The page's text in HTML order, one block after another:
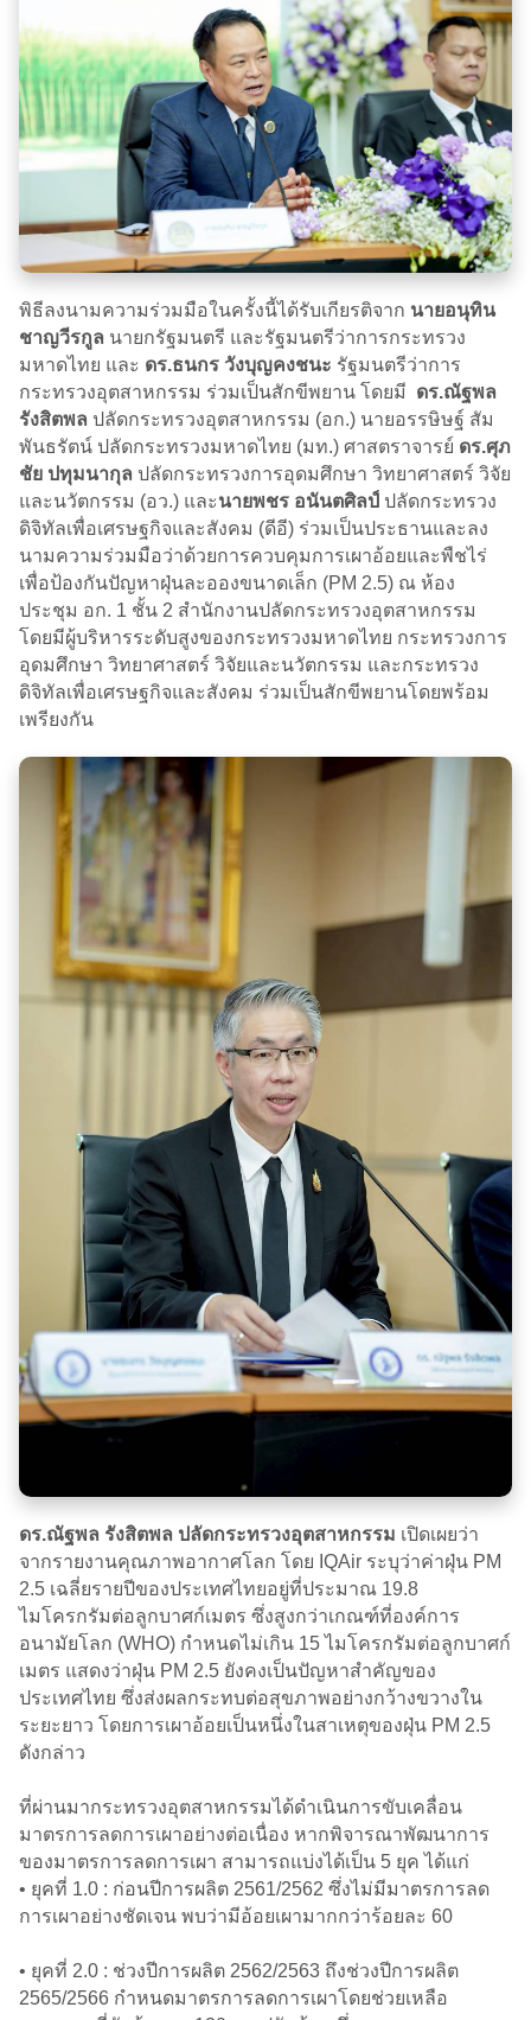
พิธีลงนามความร่วมมือในครั้งนี้ได้รับเกียรติจาก นายอนุทิน
ชาญวีรกูล นายกรัฐมนตรี และรัฐมนตรีว่าการกระทรวง
มหาดไทย และ ดร.ธนกร วังบุญคงชนะ รัฐมนตรีว่าการ
กระทรวงอุตสาหกรรม ร่วมเป็นสักขีพยาน โดยมี ดร.ณัฐพล
รังสิตพล ปลัดกระทรวงอุตสาหกรรม (อก.) นายอรรษิษฐ์ สัม
พันธรัตน์ ปลัดกระทรวงมหาดไทย (มท.) ศาสตราจารย์ ดร.ศุภ
ชัย ปทุมนากุล ปลัดกระทรวงการอุดมศึกษา วิทยาศาสตร์ วิจัย
และนวัตกรรม (อว.) และนายพชร อนันตศิลป์ ปลัดกระทรวง
ดิจิทัลเพื่อเศรษฐกิจและสังคม (ดีอี) ร่วมเป็นประธานและลง
นามความร่วมมือว่าด้วยการควบคุมการเผาอ้อยและพืชไร่
เพื่อป้องกันปัญหาฝุ่นละอองขนาดเล็ก (PM 2.5) ณ ห้อง
ประชุม อก. 1 ชั้น 2 สำนักงานปลัดกระทรวงอุตสาหกรรม
โดยมีผู้บริหารระดับสูงของกระทรวงมหาดไทย กระทรวงการ
อุดมศึกษา วิทยาศาสตร์ วิจัยและนวัตกรรม และกระทรวง
ดิจิทัลเพื่อเศรษฐกิจและสังคม ร่วมเป็นสักขีพยานโดยพร้อม
เพรียงกัน
ดร.ณัฐพล รังสิตพล ปลัดกระทรวงอุตสาหกรรม เปิดเผยว่า
จากรายงานคุณภาพอากาศโลก โดย IQAir ระบุว่าค่าฝุ่น PM
2.5 เฉลี่ยรายปีของประเทศไทยอยู่ที่ประมาณ 19.8
ไมโครกรัมต่อลูกบาศก์เมตร ซึ่งสูงกว่าเกณฑ์ที่องค์การ
อนามัยโลก (WHO) กำหนดไม่เกิน 15 ไมโครกรัมต่อลูกบาศก์
เมตร แสดงว่าฝุ่น PM 2.5 ยังคงเป็นปัญหาสำคัญของ
ประเทศไทย ซึ่งส่งผลกระทบต่อสุขภาพอย่างกว้างขวางใน
ระยะยาว โดยการเผาอ้อยเป็นหนึ่งในสาเหตุของฝุ่น PM 2.5
ดังกล่าว
ที่ผ่านมากระทรวงอุตสาหกรรมได้ดำเนินการขับเคลื่อน
มาตรการลดการเผาอย่างต่อเนื่อง หากพิจารณาพัฒนาการ
ของมาตรการลดการเผา สามารถแบ่งได้เป็น 5 ยุค ได้แก่
• ยุคที่ 1.0 : ก่อนปีการผลิต 2561/2562 ซึ่งไม่มีมาตรการลด
การเผาอย่างชัดเจน พบว่ามีอ้อยเผามากกว่าร้อยละ 60
• ยุคที่ 2.0 : ช่วงปีการผลิต 2562/2563 ถึงช่วงปีการผลิต
2565/2566 กำหนดมาตรการลดการเผาโดยช่วยเหลือ